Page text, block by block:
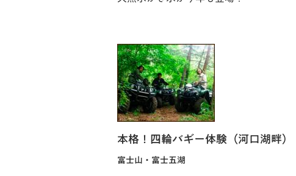
本格！四輪バギー体験（河口湖畔）
富士山・富士五湖